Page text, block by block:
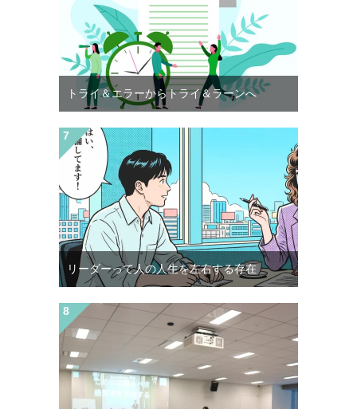
トライ＆エラーからトライ＆ラーンへ
リーダーって人の人生を左右する存在